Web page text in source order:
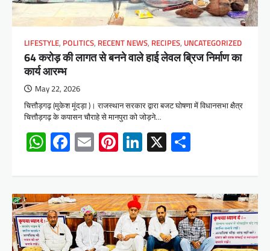
LIFESTYLE, POLITICS, RECENT NEWS, RECIPES, UNCATEGORIZED
64 करोड़ की लागत से बनने वाले हाई लेवल ब्रिज निर्माण का
कार्य आरम्भ
May 22, 2026
चित्तौड़गढ़ (मुकेश मूंदड़ा )। राजस्थान सरकार द्वारा बजट घोषणा में विधानसभा क्षैत्र
चित्तौड़गढ़ के कपासन चौराहे से मानपुरा को जोड़ने…
WhatsApp
Facebook
EmailPinterest
LinkedIn
X